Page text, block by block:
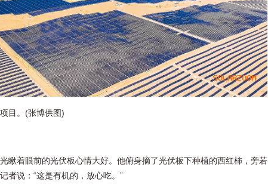
目。(张博供图)
瞅着眼前的光伏板心情大好。他俯身摘了光伏板下种植的西红柿，旁若
者说：“这是有机的，放心吃。”